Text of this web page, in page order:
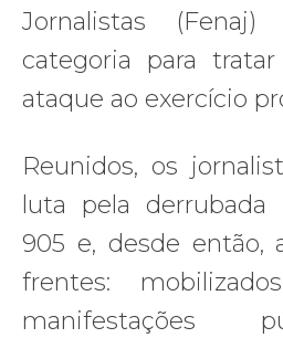
Jornalistas (Fenaj)
categoria para
ataque ao exercício
Reunidos, os
luta pela
905 e, desde então,
frentes:
manifestações